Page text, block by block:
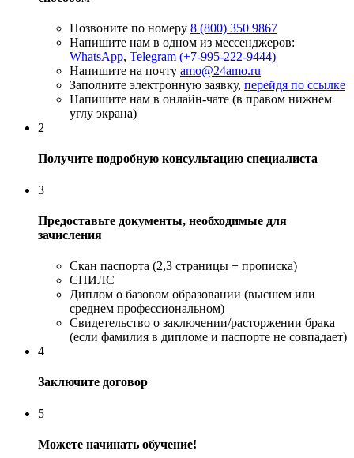
Позвоните по номеру 8 (800) 350 9867
Напишите нам в одном из мессенджеров:
WhatsApp, Telegram (+7-995-222-9444)
Напишите на почту amo@24amo.ru
Заполните электронную заявку, перейдя по ссылке
Напишите нам в онлайн-чате (в правом нижнем
углу экрана)
2
Получите подробную консультацию специалиста
3
Предоставьте документы, необходимые для
зачисления
Скан паспорта (2,3 страницы + прописка)
СНИЛС
Диплом о базовом образовании (высшем или
среднем профессиональном)
Свидетельство о заключении/расторжении брака
(если фамилия в дипломе и паспорте не совпадает)
4
Заключите договор
5
Можете начинать обучение!